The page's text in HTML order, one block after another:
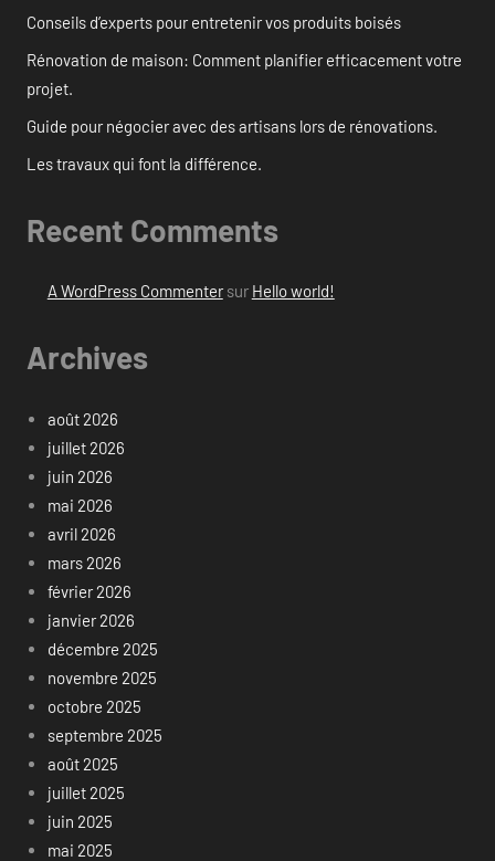
Conseils d’experts pour entretenir vos produits boisés
Rénovation de maison: Comment planifier efficacement votre
projet.
Guide pour négocier avec des artisans lors de rénovations.
Les travaux qui font la différence.
Recent Comments
A WordPress Commentersur Hello world!
Archives
août 2026
juillet 2026
juin 2026
mai 2026
avril 2026
mars 2026
février 2026
janvier 2026
décembre 2025
novembre 2025
octobre 2025
septembre 2025
août 2025
juillet 2025
juin 2025
mai 2025